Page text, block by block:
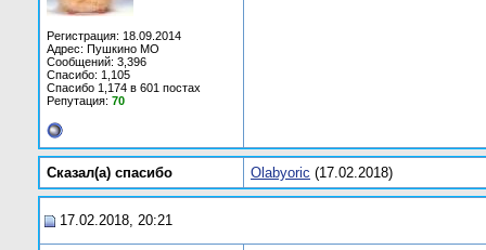
Регистрация: 18.09.2014
Адрес: Пушкино МО
Сообщений: 3,396
Спасибо: 1,105
Спасибо 1,174 в 601 постах
Репутация: 70
Сказал(а) cпасибо Olabyoric (17.02.2018)
17.02.2018, 20:21